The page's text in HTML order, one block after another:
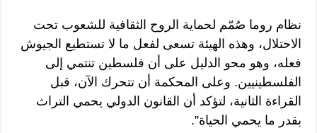
نظام روما صُمّم لحماية الروح الثقافية للشعوب تحت
الاحتلال، وهذه الهيئة تسعى لفعل ما لا تستطيع الجيوش
فعله، وهو محو الدليل على أن فلسطين تنتمي إلى
الفلسطينيين. وعلى المحكمة أن تتحرك الآن، قبل
القراءة الثانية، لتؤكد أن القانون الدولي يحمي التراث
بقدر ما يحمي الحياة”.